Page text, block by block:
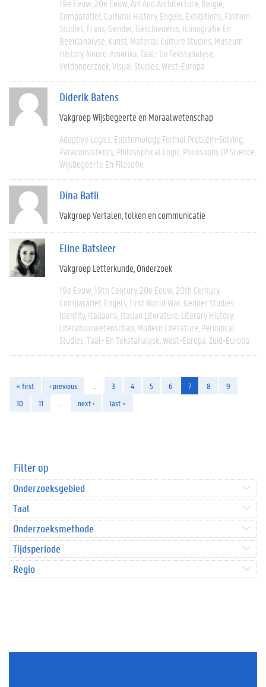
19e Eeuw 20e Eeuw Art And Architecture België
Comparatief Cultural History Engels Exhibitions Fashion
Studies Frans Gender Geschiedenis Iconografie En
Beeldanalyse Kunst Material Culture Studies Museum
History Noord-Amerika Taal- En Tekstanalyse
Veldonderzoek Visual Studies West-Europa
Diderik Batens
Vakgroep Wijsbegeerte en Moraalwetenschap
Adaptive Logics Epistemology Formal Problem-Solving
Paraconsistency Philosophical Logic Philosophy Of Science
Wijsbegeerte En Filosofie
Dina Batii
Vakgroep Vertalen, tolken en communicatie
Eline Batsleer
Vakgroep Letterkunde Onderzoek
19e Eeuw 19th Century 20e Eeuw 20th Century
Comparatief Engels First World War Gender Studies
Identity Italiaans Italian Literature Literary History
Literatuurwetenschap Modern Literature Periodical
Studies Taal- En Tekstanalyse West-Europa Zuid-Europa
« first ‹ previous 3 4 5 6 7 8
9
10
11 next › last »
Filter op
Onderzoeksgebied
Taal
Onderzoeksmethode
Tijdsperiode
Regio